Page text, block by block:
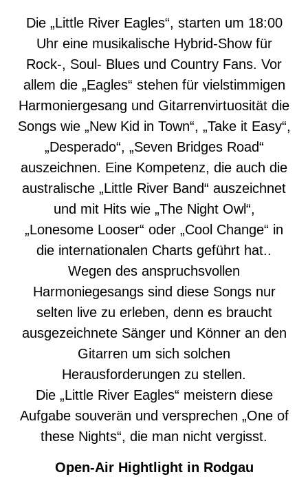
Die „Little River Eagles“, starten um 18:00
Uhr eine musikalische Hybrid-Show für
Rock-, Soul- Blues und Country Fans. Vor
allem die „Eagles“ stehen für vielstimmigen
Harmoniergesang und Gitarrenvirtuosität die
Songs wie „New Kid in Town“, „Take it Easy“,
„Desperado“, „Seven Bridges Road“
auszeichnen. Eine Kompetenz, die auch die
australische „Little River Band“ auszeichnet
und mit Hits wie „The Night Owl“,
„Lonesome Looser“ oder „Cool Change“ in
die internationalen Charts geführt hat..
Wegen des anspruchsvollen
Harmoniegesangs sind diese Songs nur
selten live zu erleben, denn es braucht
ausgezeichnete Sänger und Könner an den
Gitarren um sich solchen
Herausforderungen zu stellen.
Die „Little River Eagles“ meistern diese
Aufgabe souverän und versprechen „One of
these Nights“, die man nicht vergisst.
Open-Air Hightlight in Rodgau